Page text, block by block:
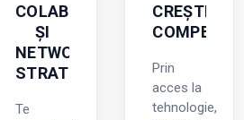
COLABORARE
ȘI
NETWORKING
STRATEGIC
Te
CREȘTEREA
Prin
acces la
tehnologie,